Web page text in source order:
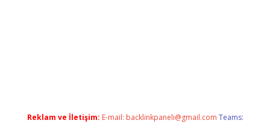
Reklam ve İletişim: E-mail: backlinkpaneli@gmail.com Teams: